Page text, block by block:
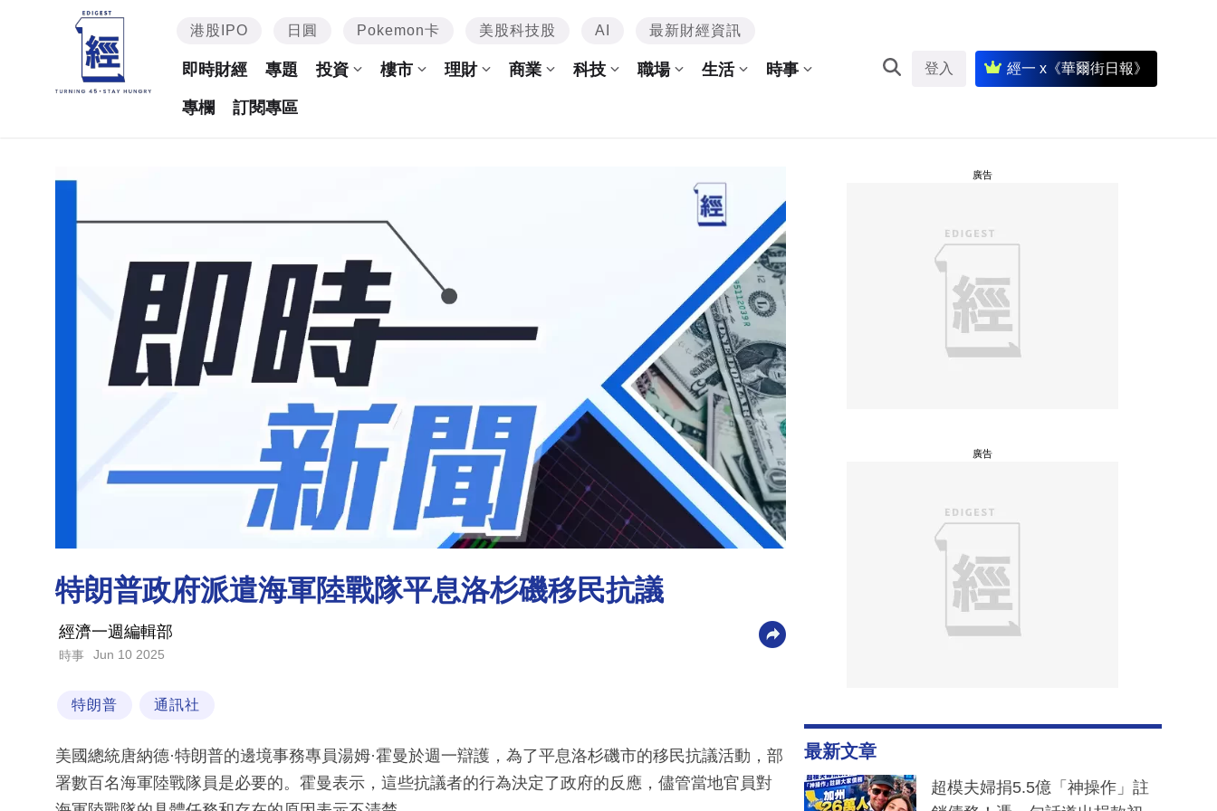
港股IPO 日圓 Pokemon卡 美股科技股 AI 最新財經資訊
即時財經 專題 投資 樓市 理財 商業 科技 職場 生活 時事
專欄 訂閱專區
登入 經一 x《華爾街日報》
特朗普政府派遣海軍陸戰隊平息洛杉磯移民抗議
經濟一週編輯部
時事 Jun 10 2025
特朗普 通訊社
美國總統唐納德·特朗普的邊境事務專員湯姆·霍曼於週一辯護，為了平息洛杉磯市的移民抗議活動，部
署數百名海軍陸戰隊員是必要的。霍曼表示，這些抗議者的行為決定了政府的反應，儘管當地官員對
廣告
廣告
最新文章
超模夫婦捐5.5億「神操作」註